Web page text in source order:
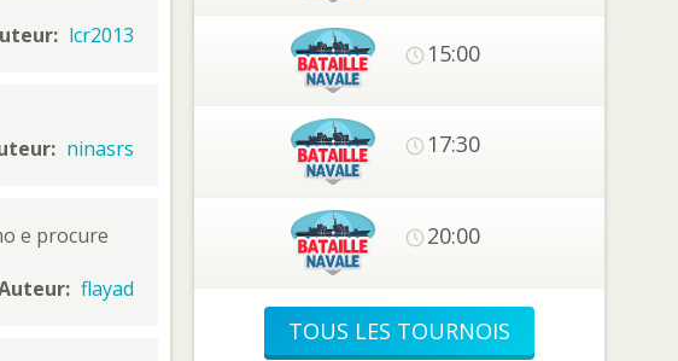
lcr2013
ninasrs
e procure
flayad
15:00
17:30
20:00
TOUS LES TOURNOIS